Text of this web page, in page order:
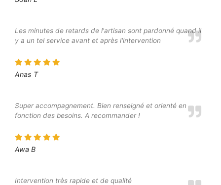
Les minutes de retards de l'artisan sont pardonné quand il
y a un tel service avant et après l'intervention
Anas T
Super accompagnement. Bien renseigné et orienté en
fonction des besoins. A recommander !
Awa B
Intervention très rapide et de qualité